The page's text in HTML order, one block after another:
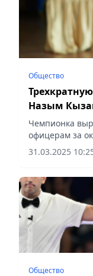
Общество
Назым
гвардейцы
Чемпионка
офицерам за
слова,
31.03.2025
Общество